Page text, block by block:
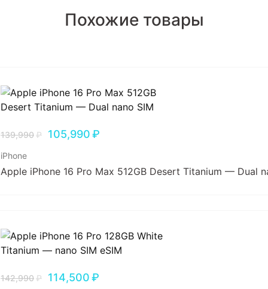
Похожие товары
139,990₽ 105,990₽
iPhone
Apple iPhone 16 Pro Max 512GB Desert Titanium — Dual
142,990₽ 114,500₽